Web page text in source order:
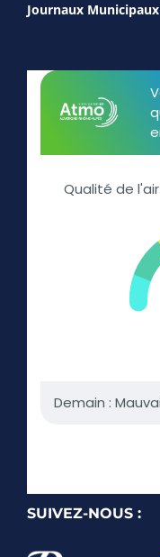
Journaux Municipaux
SUIVEZ-NOUS :